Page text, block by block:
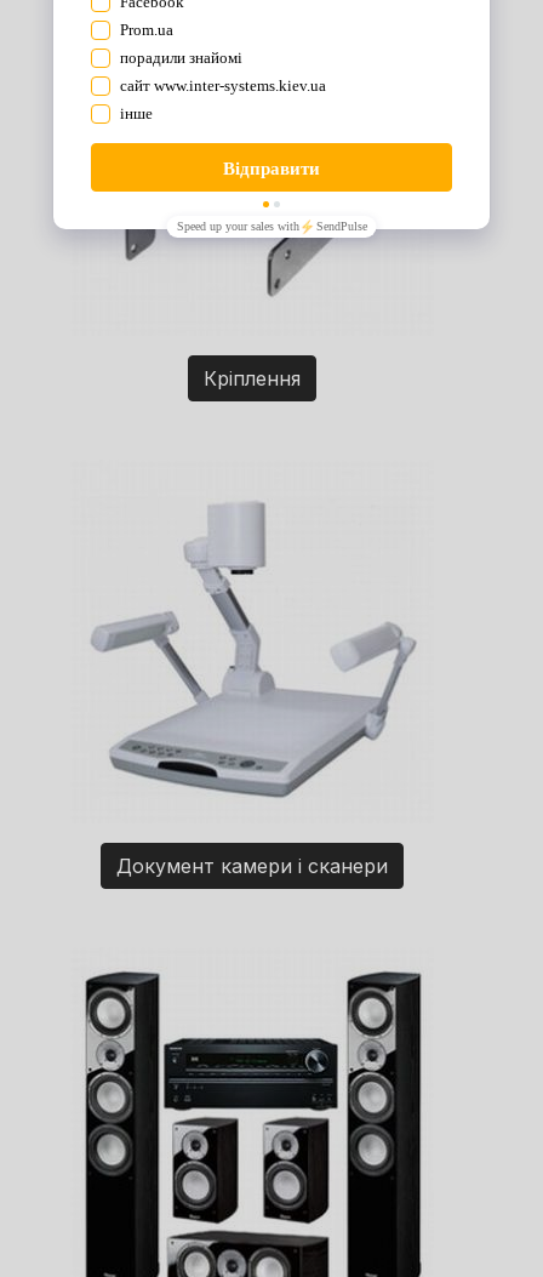
Кріплення
Документ камери і сканери